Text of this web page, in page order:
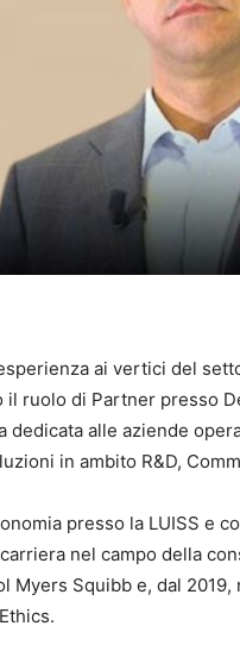
ai vertici del
il ruolo di Partner presso
dedicata alle aziende
in ambito R&D,
presso la LUISS e
nel campo della
Myers Squibb e, dal